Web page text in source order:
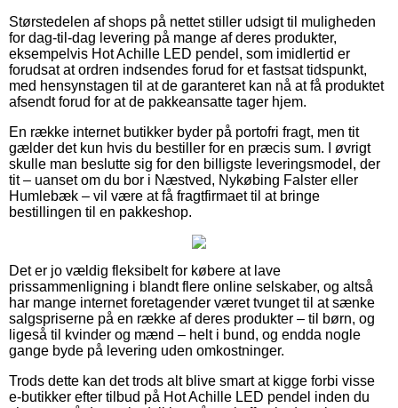
Størstedelen af shops på nettet stiller udsigt til muligheden
for dag-til-dag levering på mange af deres produkter,
eksempelvis Hot Achille LED pendel, som imidlertid er
forudsat at ordren indsendes forud for et fastsat tidspunkt,
med hensynstagen til at de garanteret kan nå at få produktet
afsendt forud for at de pakkeansatte tager hjem.
En række internet butikker byder på portofri fragt, men tit
gælder det kun hvis du bestiller for en præcis sum. I øvrigt
skulle man beslutte sig for den billigste leveringsmodel, der
tit – uanset om du bor i Næstved, Nykøbing Falster eller
Humlebæk – vil være at få fragtfirmaet til at bringe
bestillingen til en pakkeshop.
Det er jo vældig fleksibelt for købere at lave
prissammenligning i blandt flere online selskaber, og altså
har mange internet foretagender været tvunget til at sænke
salgspriserne på en række af deres produkter – til børn, og
ligeså til kvinder og mænd – helt i bund, og endda nogle
gange byde på levering uden omkostninger.
Trods dette kan det trods alt blive smart at kigge forbi visse
e-butikker efter tilbud på Hot Achille LED pendel inden du